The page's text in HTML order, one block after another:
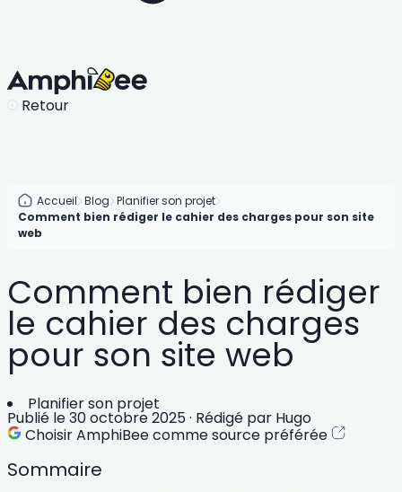
Retour
Accueil Blog Planifier son projet
Comment bien rédiger le cahier des charges pour son site
web
Comment bien rédiger
le cahier des charges
pour son site web
Planifier son projet
Publié le30 octobre 2025· Rédigé par Hugo
Choisir AmphiBee comme source préférée
Sommaire